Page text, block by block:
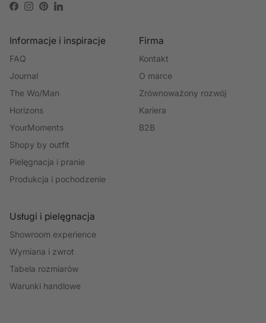
Facebook
Instagram
PinterestLinkedIn
Informacje i inspiracje
FAQ
Journal
The Wo/Man
Horizons
YourMoments
Shopy by outfit
Pielęgnacja i pranie
Produkcja i pochodzenie
Firma
Kontakt
O marce
Zrównoważony rozwój
Kariera
B2B
Usługi i pielęgnacja
Showroom experience
Wymiana i zwrot
Tabela rozmiarów
Warunki handlowe